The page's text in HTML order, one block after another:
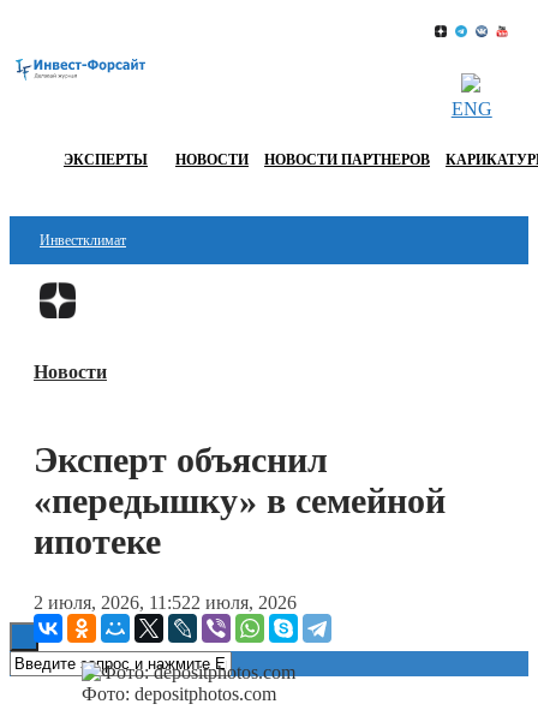
ENG
ЭКСПЕРТЫ НОВОСТИ НОВОСТИ ПАРТНЕРОВ
Инвестклимат
Финансы
Блокчейн
Новости
Эксперт объяснил
«передышку» в семейной
ипотеке
2 июля, 2026, 11:522 июля, 2026
Фото: depositphotos.com